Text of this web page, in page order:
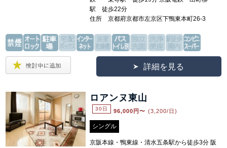
駅 徒歩22分
住所 京都府京都市左京区下鴨東本町26-3
詳細を見る
ロアンヌ東山
30日 96,000 円〜 (3,200/日)
シングル
京阪本線・鴨東線・清水五条駅から徒歩3分 阪